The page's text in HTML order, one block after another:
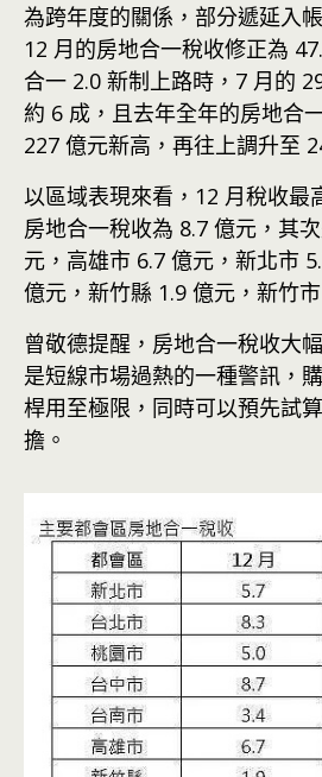
為跨年度的關係，部分遞延入
12 月的房地合一稅收修正為
合一 2.0 新制上路時，7 月的
約 6 成，且去年全年的房地合
227 億元新高，再往上調升至
以區域表現來看，12 月稅收最
房地合一稅收為 8.7 億元，其
元，高雄市 6.7 億元，新北市
億元，新竹縣 1.9 億元，新竹
曾敬德提醒，房地合一稅收大
是短線市場過熱的一種警訊，
桿用至極限，同時可以預先試
擔。